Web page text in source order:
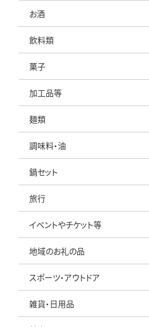
お酒
飲料類
菓子
加工品等
麺類
調味料・油
鍋セット
旅行
イベントやチケット等
地域のお礼の品
スポーツ・アウトドア
雑貨・日用品